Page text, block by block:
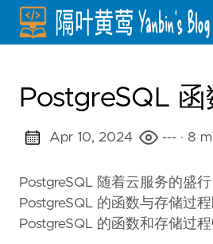
PostgreSQL
Apr 10, 2024 --- · 8
PostgreSQL 随着云服务的盛
PostgreSQL 的函数与存储过
PostgreSQL 的函数和存储过